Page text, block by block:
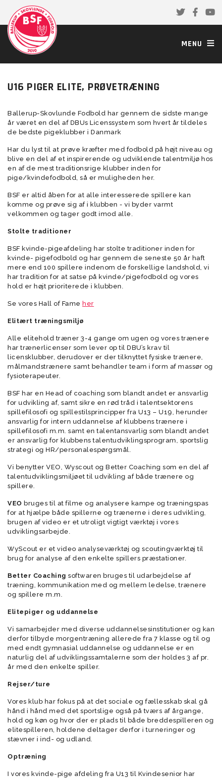
MENU
U16 PIGER ELITE, PRØVETRÆNING
Ballerup-Skovlunde Fodbold har gennem de sidste mange
år været en del af DBUs Licenssystem som hvert år tildeles
de bedste pigeklubber i Danmark
Har du lyst til at prøve kræfter med fodbold på højt niveau og
blive en del af et inspirerende og udviklende talentmiljø hos
en af de mest traditionsrige klubber inden for
pige/kvindefodbold, så er muligheden her.
BSF er altid åben for at alle interesserede spillere kan
komme og prøve sig af i klubben - vi byder varmt
velkommen og tager godt imod alle.
Stolte traditioner
BSF kvinde-pigeafdeling har stolte traditioner inden for
kvinde- pigefodbold og har gennem de seneste 50 år haft
mere end 100 spillere indenom de forskellige landshold, vi
har tradition for at satse på kvinde/pigefodbold og vores
hold er højt prioriterede i klubben.
Se vores Hall of Fame her
Elitært træningsmiljø
Alle elitehold træner 3-4 gange om ugen og vores trænere
har trænerlicenser som lever op til DBU’s krav til
licensklubber, derudover er der tilknyttet fysiske trænere,
målmandstrænere samt behandler team i form af massør og
fysioterapeuter.
BSF har en Head of coaching som blandt andet er ansvarlig
for udvikling af, samt sikre en rød tråd i talentsektorens
spillefilosofi og spillestilsprincipper fra U13 – U19, herunder
ansvarlig for intern uddannelse af klubbens trænere i
spillefilosofi m.m. samt en talentansvarlig som blandt andet
er ansvarlig for klubbens talentudviklingsprogram, sportslig
strategi og HR/personalespørgsmål.
Vi benytter VEO, Wyscout og Better Coaching som en del af
talentudviklingsmiljøet til udvikling af både trænere og
spillere.
VEO bruges til at filme og analysere kampe og træningspas
for at hjælpe både spillerne og trænerne i deres udvikling,
brugen af video er et utroligt vigtigt værktøj i vores
udviklingsarbejde.
WyScout er et video analyseværktøj og scoutingværktøj til
brug for analyse af den enkelte spillers præstationer.
Better Coaching softwaren bruges til udarbejdelse af
træning, kommunikation med og mellem ledelse, trænere
og spillere m.m.
Elitepiger og uddannelse
Vi samarbejder med diverse uddannelsesinstitutioner og kan
derfor tilbyde morgentræning allerede fra 7 klasse og til og
med endt gymnasial uddannelse og uddannelse er en
naturlig del af udviklingssamtalerne som der holdes 3 af pr.
år med den enkelte spiller.
Rejser/ture
Vores klub har fokus på at det sociale og fællesskab skal gå
hånd i hånd med det sportslige også på tværs af årgange,
hold og køn og hvor der er plads til både breddespilleren og
elitespilleren, holdene deltager derfor i turneringer og
stævner i ind- og udland.
Optræning
I vores kvinde-pige afdeling fra U13 til Kvindesenior har